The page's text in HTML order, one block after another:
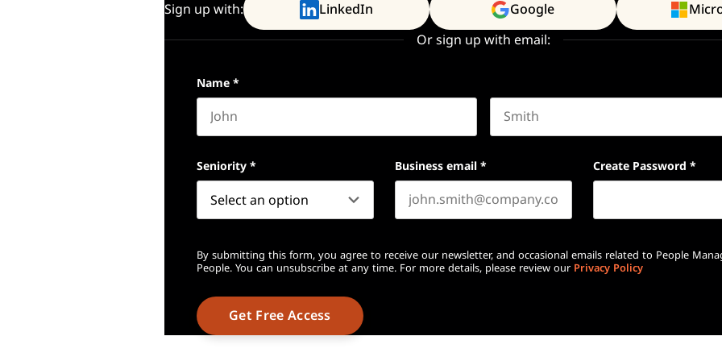
Sign up with: LinkedIn Google
Or sign up with email:
Name *
Seniority * Business email * Create Password *
By submitting this form, you agree to receive our newsletter, and occasional emails related to People
People. You can unsubscribe at any time. For more details, please review our Privacy Policy